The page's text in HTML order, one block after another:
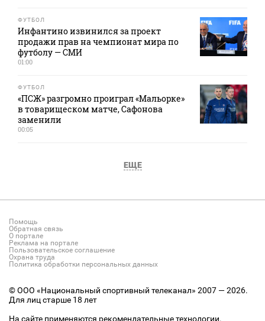
ФУТБОЛ
Инфантино извинился за проект
продажи прав на чемпионат мира по
футболу — СМИ
01:00
ФУТБОЛ
«ПСЖ» разгромно проиграл «Мальорке»
в товарищеском матче, Сафонова
заменили
00:05
ЕЩЕ
Помощь
Обратная связь
О портале
Реклама на портале
Пользовательское соглашение
Охрана труда
Политика обработки персональных данных
© ООО «Национальный спортивный телеканал» 2007 — 2026.
Для лиц старше 18 лет
На сайте применяются рекомендательные технологии.